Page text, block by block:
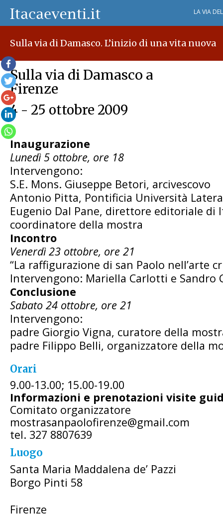
LA VIA
Sulla via di Damasco. L’inizio di una vita nuova
Sulla via di Damasco a
Firenze
4 - 25 ottobre 2009
Inaugurazione
Lunedì 5 ottobre, ore 18
Intervengono:
S.E. Mons. Giuseppe Betori, arcivescovo
Antonio Pitta, Pontificia Università
Eugenio Dal Pane, direttore editoriale di
coordinatore della mostra
Incontro
Venerdì 23 ottobre, ore 21
“La raffigurazione di san Paolo nell’arte
Intervengono: Mariella Carlotti e Sandro
Conclusione
Sabato 24 ottobre, ore 21
Intervengono:
padre Giorgio Vigna, curatore della
padre Filippo Belli, organizzatore della
Orari
9.00-13.00; 15.00-19.00
Informazioni e prenotazioni visite
Comitato organizzatore
mostrasanpaolofirenze@gmail.com
tel. 327 8807639
Luogo
Santa Maria Maddalena de’ Pazzi
Borgo Pinti 58
Firenze